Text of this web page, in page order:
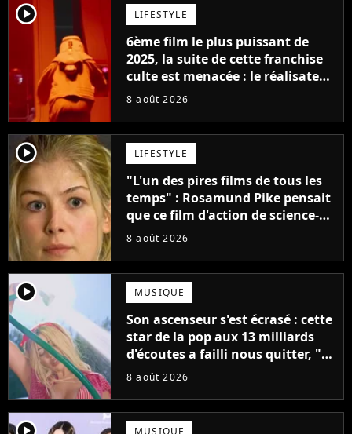
player2 LIFESTYLE
6ème film le plus puissant de
2025, la suite de cette franchise
culte est menacée : le réalisateur
claque la porte pour "différends
8 août 2026
player2 LIFESTYLE
"L'un des pires films de tous les
temps" : Rosamund Pike pensait
que ce film d'action de science-
fiction avec Dwayne Johnson
8 août 2026
player2 MUSIQUE
Son ascenseur s'est écrasé : cette
star de la pop aux 13 milliards
d'écoutes a failli nous quitter, "Je
pensais ne plus jamais chanter"
8 août 2026